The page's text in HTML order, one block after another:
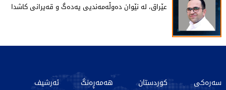
عێراق، لە نێوان دەوڵەمەندیی یەدەگ و قەیرانی کاشدا
سەرەکی
کوردستان
هەمەڕەنگ
ئەرشیف